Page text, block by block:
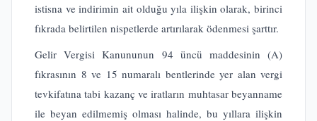
istisna ve indirimin ait olduğu yıla ilişkin olarak, birinci
fıkrada belirtilen nispetlerde artırılarak ödenmesi şarttır.
Gelir Vergisi Kanununun 94 üncü maddesinin (A)
fıkrasının 8 ve 15 numaralı bentlerinde yer alan vergi
tevkifatına tabi kazanç ve iratların muhtasar beyanname
ile beyan edilmemiş olması halinde, bu yıllara ilişkin